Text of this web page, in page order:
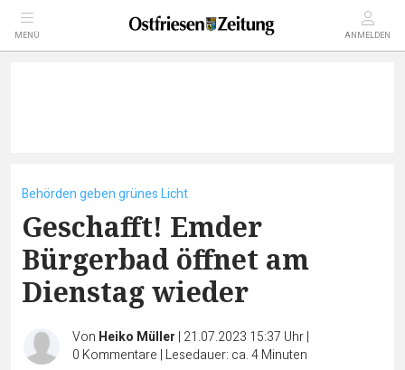
MENÜ ANMELDEN
Behörden geben grünes Licht
Geschafft! Emder
Bürgerbad öffnet am
Dienstag wieder
Von Heiko Müller | 21.07.2023 15:37 Uhr|
0 Kommentare | Lesedauer: ca. 4 Minuten